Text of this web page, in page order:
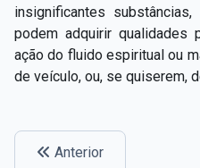
insignificantes
podem adquirir
ação do fluido espiritual ou
de veículo, ou, se quiserem,
Anterior